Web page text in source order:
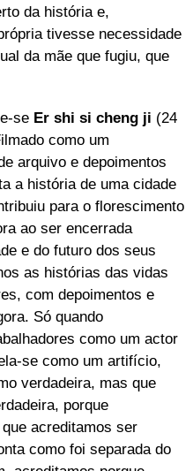
da história e,
tivesse necessidade
da mãe que fugiu, que
se Er shi si cheng ji (24
como um
arquivo e depoimentos
a história de uma cidade
para o florescimento
ao ser encerrada
e do futuro dos seus
as histórias das vidas
com depoimentos e
Só quando
como um actor
se como um artifício,
verdadeira, mas que
porque
acreditamos ser
como foi separada do